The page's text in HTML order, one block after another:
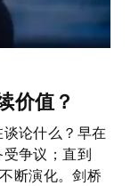
价值？
论什么？早在
争议；直到
断演化。剑桥